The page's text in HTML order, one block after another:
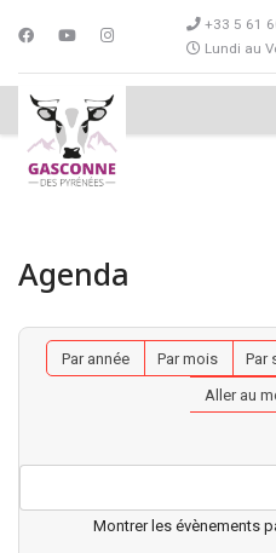
+33 5 61
Lundi au
Agenda
Par année Par mois Par
Aller au
Montrer les évènements